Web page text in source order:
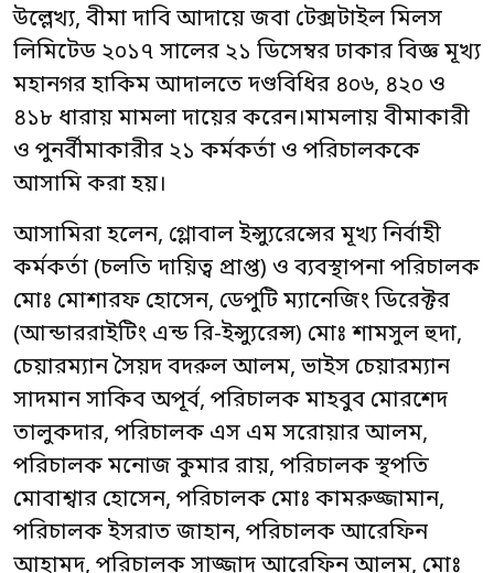
উল্লেখ্য, বীমা দাবি আদায়ে জবা টেক্সটাইল মিলস
লিমিটেড ২০১৭ সালের ২১ ডিসেম্বর ঢাকার বিজ্ঞ মূখ্য
মহানগর হাকিম আদালতে দণ্ডবিধির ৪০৬, ৪২০ ও
৪১৮ ধারায় মামলা দায়ের করেন।মামলায় বীমাকারী
ও পুনর্বীমাকারীর ২১ কর্মকর্তা ও পরিচালককে
আসামি করা হয়।
আসামিরা হলেন, গ্লোবাল ইন্স্যুরেন্সের মূখ্য নির্বাহী
কর্মকর্তা (চলতি দায়িত্ব প্রাপ্ত) ও ব্যবস্থাপনা পরিচালক
মোঃ মোশারফ হোসেন, ডেপুটি ম্যানেজিং ডিরেক্টর
(আন্ডাররাইটিং এন্ড রি-ইন্স্যুরেন্স) মোঃ শামসুল হুদা,
চেয়ারম্যান সৈয়দ বদরুল আলম, ভাইস চেয়ারম্যান
সাদমান সাকিব অপূর্ব, পরিচালক মাহবুব মোরশেদ
তালুকদার, পরিচালক এস এম সরোয়ার আলম,
পরিচালক মনোজ কুমার রায়, পরিচালক স্থপতি
মোবাশ্বার হোসেন, পরিচালক মোঃ কামরুজ্জামান,
পরিচালক ইসরাত জাহান, পরিচালক আরেফিন
আহামদ, পরিচালক সাজ্জাদ আরেফিন আলম, মোঃ